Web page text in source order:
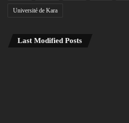
Université de Kara
Last Modified Posts